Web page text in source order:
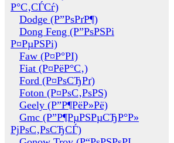
Р°С‚СЃСѓ)
Dodge (Р”РѕРґР¶)
Dong Feng (Р”РѕРЅРі
Р¤РµРЅРі)
Faw (Р¤Р°РІ)
Fiat (Р¤РёР°С‚)
Ford (Р¤РѕСЂРґ)
Foton (Р¤РѕС‚РѕРЅ)
Geely (Р”Р¶РёР»Рё)
Gmc (Р”Р¶РµРЅРµСЂР°Р»
РјРѕС‚РѕСЂСЃ)